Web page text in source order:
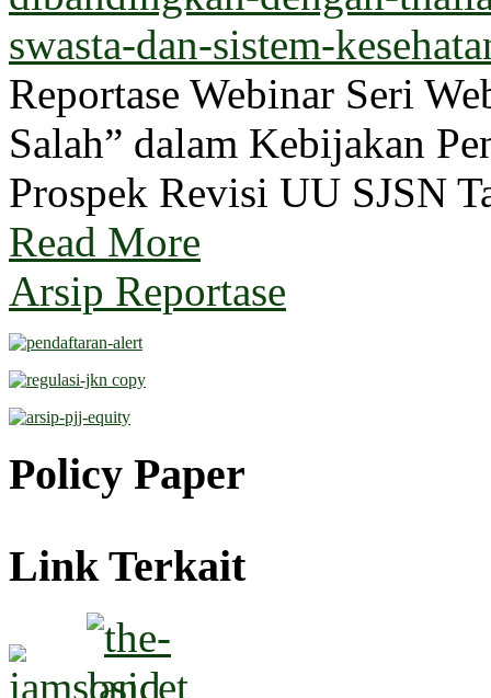
Reportase Webinar Seri
Salah” dalam Kebijakan
Prospek Revisi UU SJSN
Read More
Arsip Reportase
Policy Paper
Link Terkait